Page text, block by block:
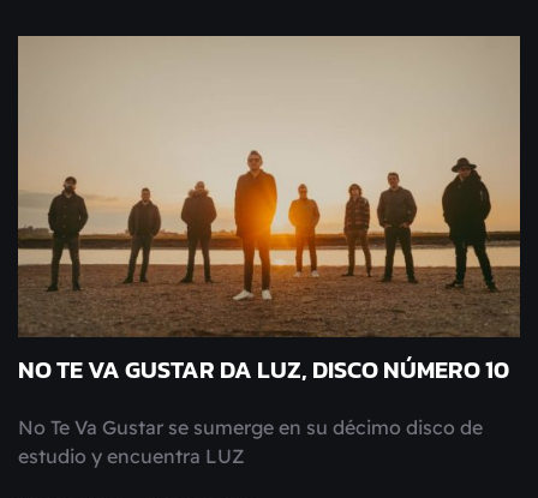
NO TE VA GUSTAR DA LUZ, DISCO NÚMERO 10
No Te Va Gustar se sumerge en su décimo disco de
estudio y encuentra LUZ